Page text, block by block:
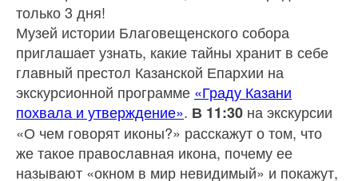
только 3 дня!
Музей истории Благовещенского собора
приглашает узнать, какие тайны хранит в себе
главный престол Казанской Епархии на
экскурсионной программе «Граду Казани
похвала и утверждение». В 11:30 на экскурсии
«О чем говорят иконы?» расскажут о том, что
же такое православная икона, почему ее
называют «окном в мир невидимый» и покажут,